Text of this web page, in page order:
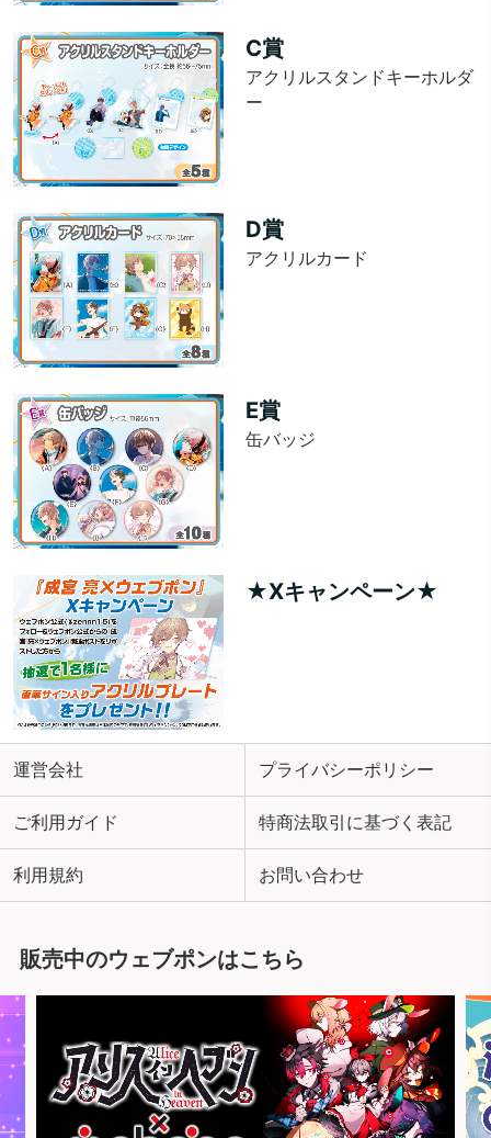
C賞
アクリルスタンドキーホルダ
ー
D賞
アクリルカード
E賞
缶バッジ
★Xキャンペーン★
運営会社 プライバシーポリシー
ご利用ガイド 特商法取引に基づく表記
利用規約 お問い合わせ
販売中のウェブポンはこちら